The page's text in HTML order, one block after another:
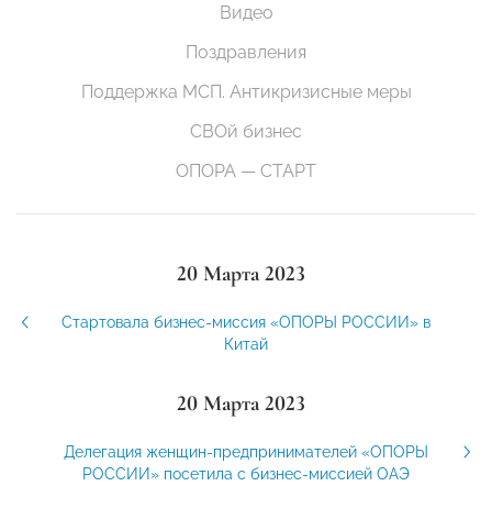
Видео
Поздравления
Поддержка МСП. Антикризисные меры
СВОй бизнес
ОПОРА — СТАРТ
20 Марта 2023
Стартовала бизнес-миссия «ОПОРЫ РОССИИ» в
Китай
20 Марта 2023
Делегация женщин-предпринимателей «ОПОРЫ
РОССИИ» посетила с бизнес-миссией ОАЭ